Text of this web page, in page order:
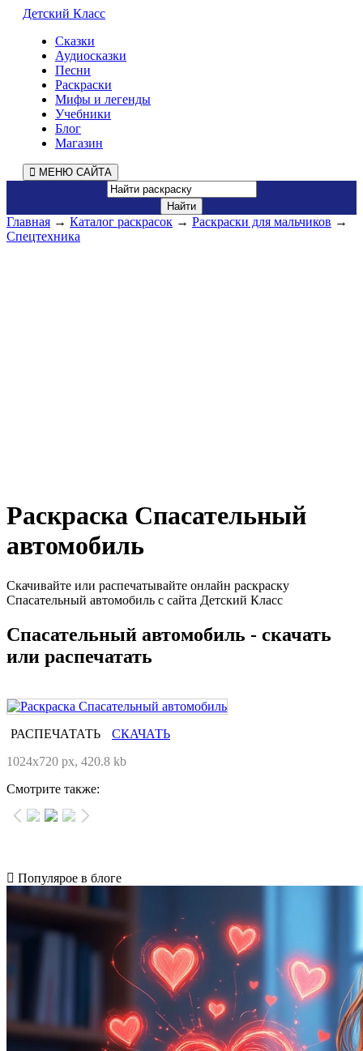
Детский Класс
Сказки
Аудиосказки
Песни
Раскраски
Мифы и легенды
Учебники
Блог
Магазин
МЕНЮ САЙТА
Главная → Каталог раскрасок → Раскраски для мальчиков →
Спецтехника
Раскраска Спасательный
автомобиль
Скачивайте или распечатывайте онлайн раскраску
Спасательный автомобиль с сайта Детский Класс
Спасательный автомобиль - скачать
или распечатать
РАСПЕЧАТАТЬ
СКАЧАТЬ
1024x720 px, 420.8 kb
Смотрите также:
Популярое в блоге